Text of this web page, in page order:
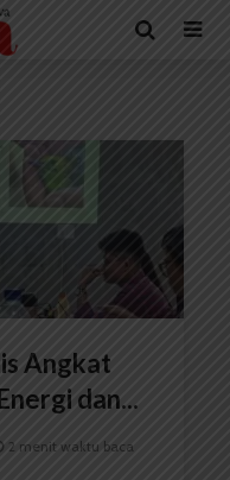
Angkat
dan...
2 menit waktu baca